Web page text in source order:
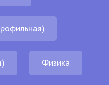
Физика